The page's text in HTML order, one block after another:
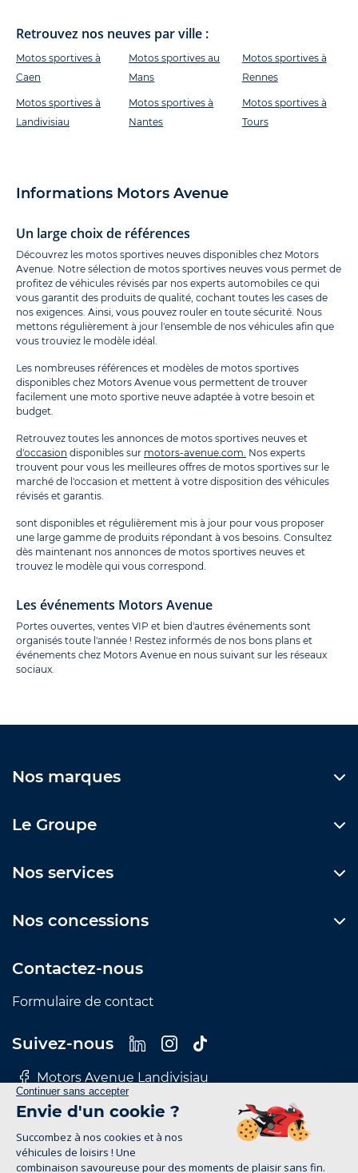
Retrouvez nos neuves par ville :
Motos sportives à
Caen
Motos sportives à
Landivisiau
Motos sportives au
Mans
Motos sportives à
Nantes
Motos sportives à
Rennes
Motos sportives à
Tours
Informations Motors Avenue
Un large choix de références
Découvrez les motos sportives neuves disponibles chez Motors
Avenue. Notre sélection de motos sportives neuves vous permet de
profitez de véhicules révisés par nos experts automobiles ce qui
vous garantit des produits de qualité, cochant toutes les cases de
nos exigences. Ainsi, vous pouvez rouler en toute sécurité. Nous
mettons régulièrement à jour l'ensemble de nos véhicules afin que
vous trouviez le modèle idéal.
Les nombreuses références et modèles de motos sportives
disponibles chez Motors Avenue vous permettent de trouver
facilement une moto sportive neuve adaptée à votre besoin et
budget.
Retrouvez toutes les annonces de motos sportives neuves et
d'occasion disponibles sur motors-avenue.com. Nos experts
trouvent pour vous les meilleures offres de motos sportives sur le
marché de l'occasion et mettent à votre disposition des véhicules
révisés et garantis.
sont disponibles et régulièrement mis à jour pour vous proposer
une large gamme de produits répondant à vos besoins. Consultez
dès maintenant nos annonces de motos sportives neuves et
trouvez le modèle qui vous correspond.
Les événements Motors Avenue
Portes ouvertes, ventes VIP et bien d'autres événements sont
organisés toute l'année ! Restez informés de nos bons plans et
événements chez Motors Avenue en nous suivant sur les réseaux
sociaux.
Nos marques
Le Groupe
Nos services
Nos concessions
Contactez-nous
Formulaire de contact
Suivez-nous
Motors Avenue Landivisiau
Motors Avenue Le Mans
Motors Avenue Rennes